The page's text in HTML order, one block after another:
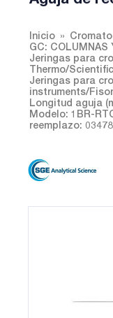
Inicio
GC: COLUMNAS
Jeringas para
Thermo/
Jeringas para
instruments/
Longitud aguja
Modelo: 1BR-
reemplazo: